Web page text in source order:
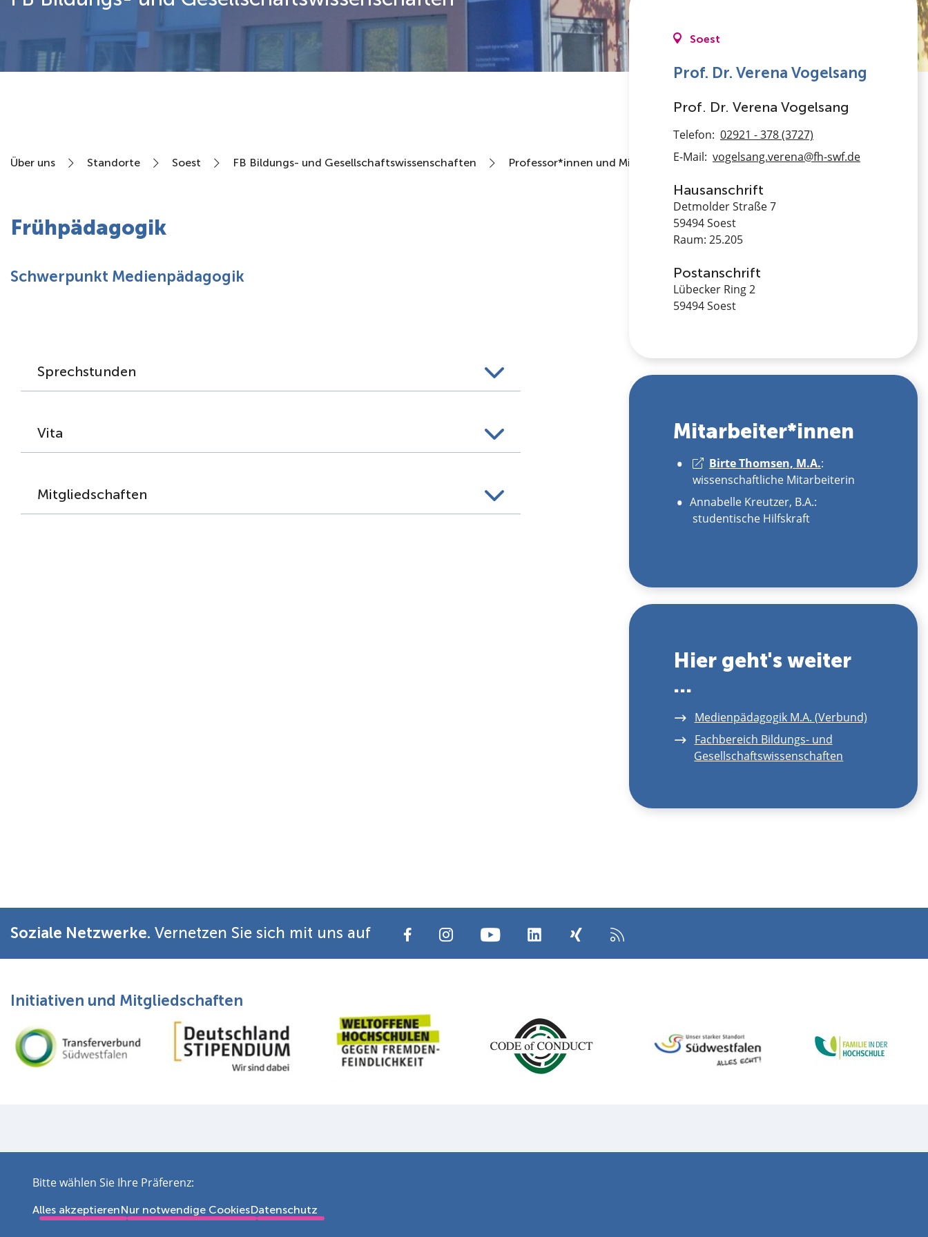
Über uns Standorte Soest FB Bildungs- und Gesellschaftswissenschaften Professor*innen und Mitarbeiter*innen Professorinnen
Frühpädagogik
Schwerpunkt Medienpädagogik
Sprechstunden
Vita
Mitgliedschaften
Soest
Prof. Dr. Verena Vogelsang
Prof. Dr. Verena Vogelsang
Telefon: 02921 - 378 (3727)
E-Mail: vogelsang.verena@fh-swf.de
Hausanschrift
Detmolder Straße 7
59494 Soest
Raum: 25.205
Postanschrift
Lübecker Ring 2
59494 Soest
Mitarbeiter*innen
Birte Thomsen, M.A.:
wissenschaftliche Mitarbeiterin
Annabelle Kreutzer, B.A.:
studentische Hilfskraft
Hier geht's weiter
...
Medienpädagogik M.A. (Verbund)
Fachbereich Bildungs- und
Gesellschaftswissenschaften
Soziale Netzwerke. Vernetzen Sie sich mit uns auf
Initiativen und Mitgliedschaften
Bitte wählen Sie Ihre Präferenz:
Alles akzeptierenNur notwendige CookiesDatenschutz